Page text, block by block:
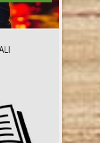
CF
pseudonimo
del
si è
la